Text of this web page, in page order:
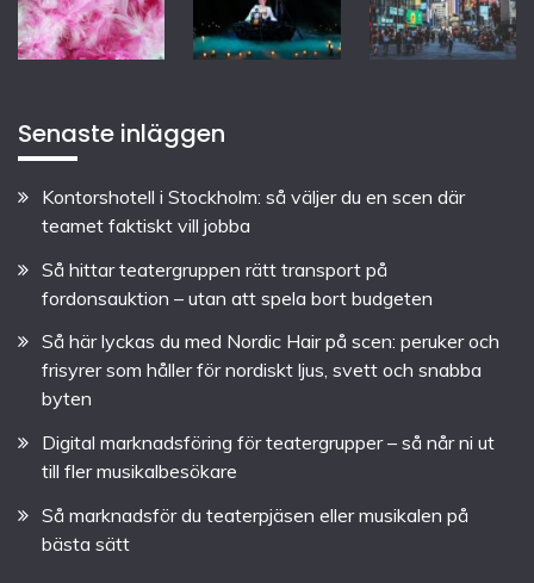
Senaste inläggen
Kontorshotell i Stockholm: så väljer du en scen där
teamet faktiskt vill jobba
Så hittar teatergruppen rätt transport på
fordonsauktion – utan att spela bort budgeten
Så här lyckas du med Nordic Hair på scen: peruker och
frisyrer som håller för nordiskt ljus, svett och snabba
byten
Digital marknadsföring för teatergrupper – så når ni ut
till fler musikalbesökare
Så marknadsför du teaterpjäsen eller musikalen på
bästa sätt